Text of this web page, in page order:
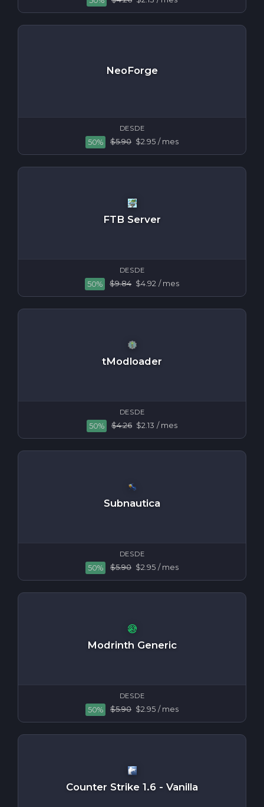
NeoForge
DESDE
50% $5.90 $2.95 / mes
FTB Server
DESDE
50% $9.84 $4.92 / mes
tModloader
DESDE
50% $4.26 $2.13 / mes
Subnautica
DESDE
50% $5.90 $2.95 / mes
Modrinth Generic
DESDE
50% $5.90 $2.95 / mes
Counter Strike 1.6 - Vanilla